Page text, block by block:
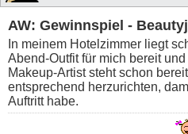
AW: Gewinnspiel -
In meinem Hotelzimmer liegt
Abend-Outfit für mich bereit
Makeup-Artist steht schon
entsprechend herzurichten,
Auftritt habe.